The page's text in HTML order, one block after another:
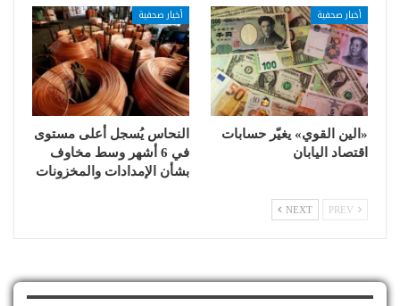
أخبار صحفية
«الين القوي» يغيّر حسابات
اقتصاد اليابان
أخبار صحفية
النحاس يُسجل أعلى مستوى
في 6 أشهر وسط مخاوف
بشأن الإمدادات والمخزونات
NEXT